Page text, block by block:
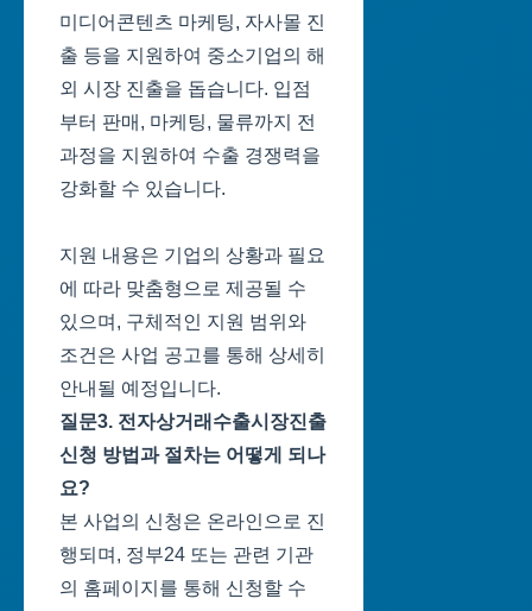
미디어콘텐츠 마케팅, 자사몰 진
출 등을 지원하여 중소기업의 해
외 시장 진출을 돕습니다. 입점
부터 판매, 마케팅, 물류까지 전
과정을 지원하여 수출 경쟁력을
강화할 수 있습니다.
지원 내용은 기업의 상황과 필요
에 따라 맞춤형으로 제공될 수
있으며, 구체적인 지원 범위와
조건은 사업 공고를 통해 상세히
안내될 예정입니다.
질문3. 전자상거래수출시장진출
신청 방법과 절차는 어떻게 되나
요?
본 사업의 신청은 온라인으로 진
행되며, 정부24 또는 관련 기관
의 홈페이지를 통해 신청할 수